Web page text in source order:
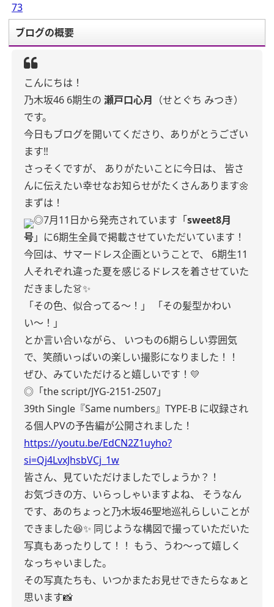
73
ブログの概要
こんにちは！
乃木坂46 6期生の 瀬戸口心月 （せとぐち みつき）
です。
今日もブログを開いてくださり、ありがとうござい
ます‼️
さっそくですが、
ありがたいことに今日は、
皆さ
んに伝えたい幸せなお知らせがたくさんあります🌼
まずは！
◎7月11日から発売されています「sweet8月
号」に6期生全員で掲載させていただいています！
今回は、サマードレス企画ということで、
6期生11
人それぞれ違った夏を感じるドレスを着させていた
だきました👗✨
「その色、似合ってる〜！」
「その髪型かわい
い〜！」
とか言い合いながら、
いつもの6期らしい雰囲気
で、笑顔いっぱいの楽しい撮影になりました！！
ぜひ、みていただけると嬉しいです！💛
◎「the script/JYG-2151-2507」
39th Single『Same numbers』TYPE-B に収録され
る個人PVの予告編が公開されました！
https://youtu.be/EdCN2Z1uyho?
si=Qj4LvxJhsbVCj_1w
皆さん、見ていただけましたでしょうか？！
お気づきの方、いらっしゃいますよね、
そうなん
です、あのちょっと乃木坂46聖地巡礼らしいことが
できました😆✨ 同じような構図で撮っていただいた
写真もあったりして！！ もう、うわ〜って嬉しく
なっちゃいました。
その写真たちも、いつかまたお見せできたらなぁと
思います📸